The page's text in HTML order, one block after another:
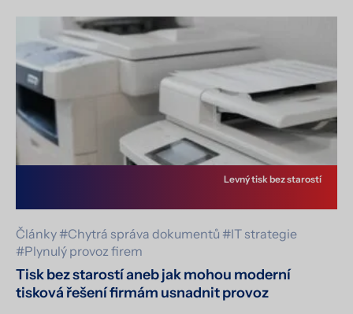
Články #Chytrá správa dokumentů #IT strategie
#Plynulý provoz firem
Tisk bez starostí aneb jak mohou moderní
tisková řešení firmám usnadnit provoz
Levný tisk bez starostí